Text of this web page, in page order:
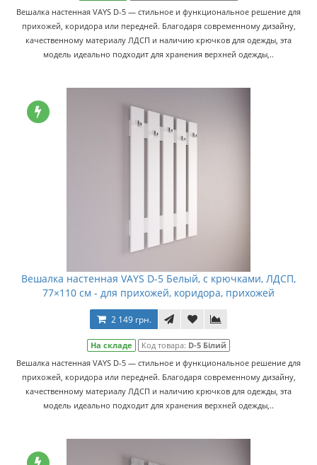
Вешалка настенная VAYS D-5 — стильное и функциональное решение для
прихожей, коридора или передней. Благодаря современному дизайну,
качественному материалу ЛДСП и наличию крючков для одежды, эта
модель идеально подходит для хранения верхней одежды,..
Вешалка настенная VAYS D-5 Белый, с крючками, ЛДСП,
77×110 см - для прихожей, коридора, прихожей
2 149 грн.
На складе Код товара: D-5 Білий
Вешалка настенная VAYS D-5 — стильное и функциональное решение для
прихожей, коридора или передней. Благодаря современному дизайну,
качественному материалу ЛДСП и наличию крючков для одежды, эта
модель идеально подходит для хранения верхней одежды,..